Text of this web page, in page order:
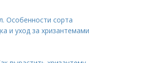
Особенности сорта
и уход за хризантемами